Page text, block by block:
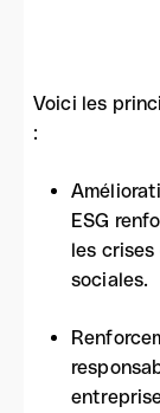
Voici les
:
ESG
les
sociales.